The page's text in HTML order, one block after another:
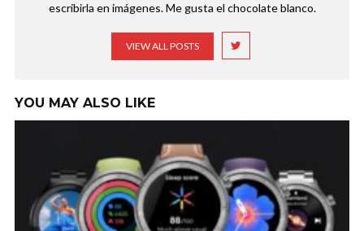
escribirla en imágenes. Me gusta el chocolate blanco.
VIEW ALL POSTS
YOU MAY ALSO LIKE